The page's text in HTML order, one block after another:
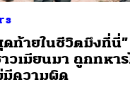
ท้ายในชีวิตมึงที่นี่
าวเมียนมา ถูกทหา
มีความผิด
TWEET LINE